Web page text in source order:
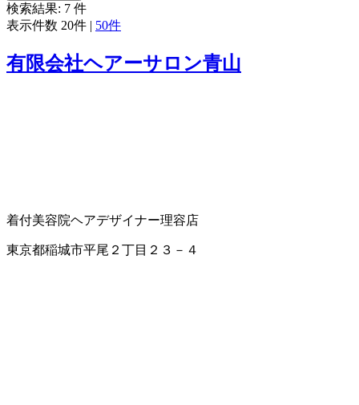
検索結果: 7 件
表示件数 20件 | 50件
有限会社ヘアーサロン青山
着付美容院ヘアデザイナー理容店
東京都稲城市平尾２丁目２３－４